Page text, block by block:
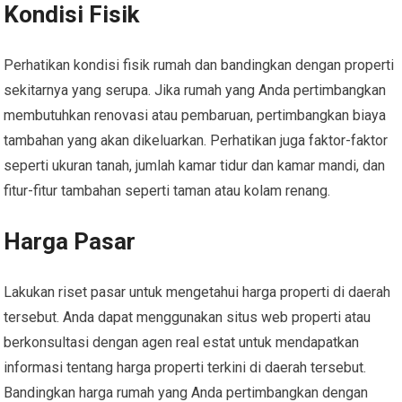
Kondisi Fisik
Perhatikan kondisi fisik rumah dan bandingkan dengan properti
sekitarnya yang serupa. Jika rumah yang Anda pertimbangkan
membutuhkan renovasi atau pembaruan, pertimbangkan biaya
tambahan yang akan dikeluarkan. Perhatikan juga faktor-faktor
seperti ukuran tanah, jumlah kamar tidur dan kamar mandi, dan
fitur-fitur tambahan seperti taman atau kolam renang.
Harga Pasar
Lakukan riset pasar untuk mengetahui harga properti di daerah
tersebut. Anda dapat menggunakan situs web properti atau
berkonsultasi dengan agen real estat untuk mendapatkan
informasi tentang harga properti terkini di daerah tersebut.
Bandingkan harga rumah yang Anda pertimbangkan dengan